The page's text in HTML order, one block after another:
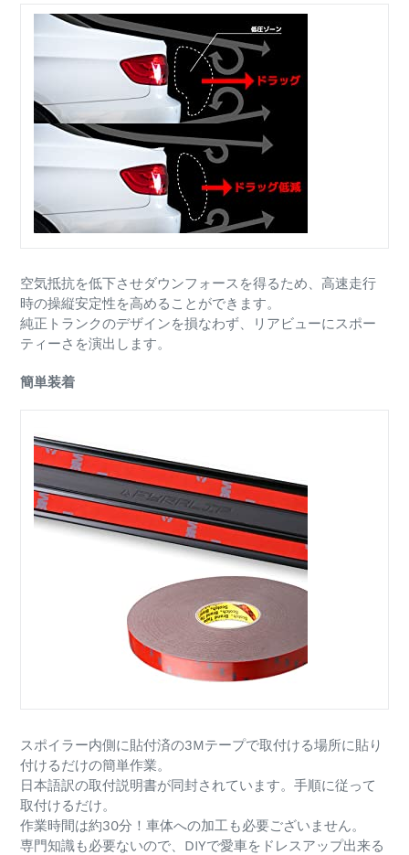
空気抵抗を低下させダウンフォースを得るため、高速走行
時の操縦安定性を高めることができます。
純正トランクのデザインを損なわず、リアビューにスポー
ティーさを演出します。
簡単装着
スポイラー内側に貼付済の3Mテープで取付ける場所に貼り
付けるだけの簡単作業。
日本語訳の取付説明書が同封されています。手順に従って
取付けるだけ。
作業時間は約30分！車体への加工も必要ございません。
専門知識も必要ないので、DIYで愛車をドレスアップ出来る